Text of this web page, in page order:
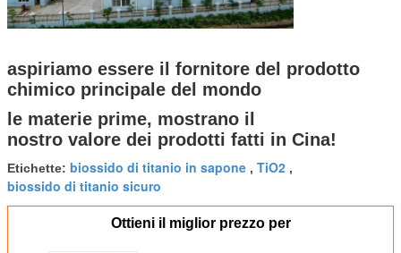
aspiriamo essere il fornitore del prodotto
chimico principale del mondo
le materie prime, mostrano il
nostro valore dei prodotti fatti in Cina!
Etichette: biossido di titanio in sapone , TiO2 ,
biossido di titanio sicuro
Ottieni il miglior prezzo per